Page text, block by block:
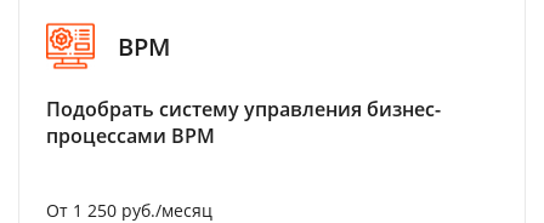
BPM
Подобрать систему управления бизнес-
процессами BPM
От 1 250 руб./месяц